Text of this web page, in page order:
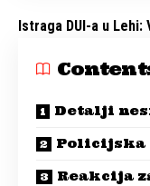
Istraga DUI-a u
Detalji
Policijska
Reakcija